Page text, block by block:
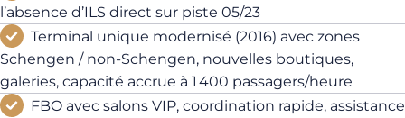
l’absence d’ILS direct sur piste 05/23
Terminal unique modernisé (2016) avec zones
Schengen / non‑Schengen, nouvelles boutiques,
galeries, capacité accrue à 1 400 passagers/heure
FBO avec salons VIP, coordination rapide, assistance